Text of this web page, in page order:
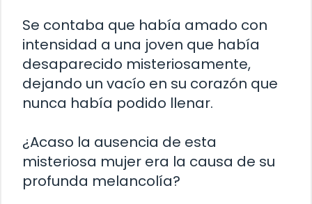
Se contaba que había amado con
intensidad a una joven que había
desaparecido misteriosamente,
dejando un vacío en su corazón que
nunca había podido llenar.
¿Acaso la ausencia de esta
misteriosa mujer era la causa de su
profunda melancolía?